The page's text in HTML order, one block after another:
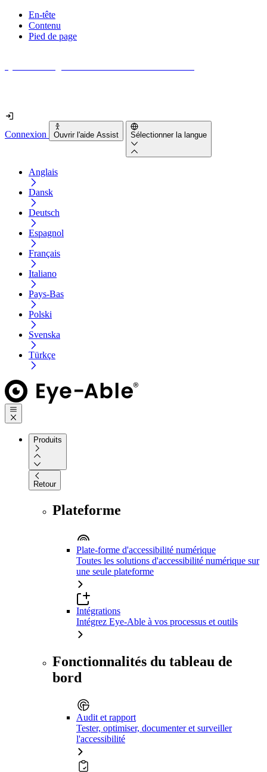
En-tête
Contenu
Pied de page
Connexion Ouvrir l'aide Assist Sélectionner la langue
Anglais
Dansk
Deutsch
Espagnol
Français
Italiano
Pays-Bas
Polski
Svenska
Türkçe
Produits
Retour
Plateforme
Plate-forme d'accessibilité numérique
Toutes les solutions d'accessibilité numérique sur
une seule plateforme
Intégrations
Intégrez Eye-Able à vos processus et outils
Fonctionnalités du tableau de
bord
Audit et rapport
Tester, optimiser, documenter et surveiller
l'accessibilité